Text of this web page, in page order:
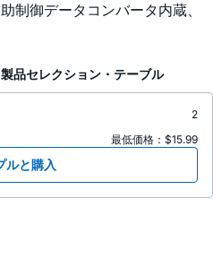
制御データコンバータ内蔵、
製品セレクション・テーブル
2
最低価格：$15.99
ルと購入